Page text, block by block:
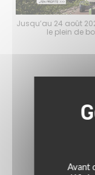
Jusqu’au 24 août
le plein de
Avant